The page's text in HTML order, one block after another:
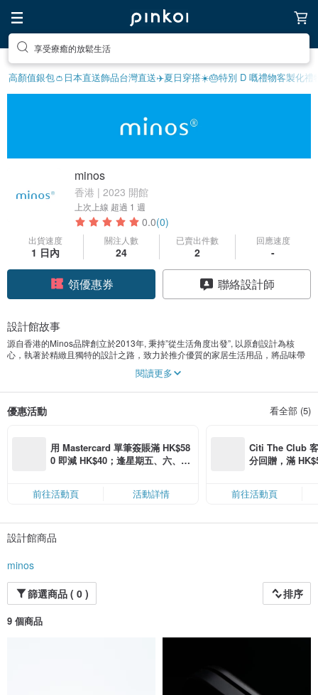
享受療癒的放鬆生活
高顏值銀包👛 日本直送飾品台灣直送✈️夏日穿搭☀️🎂特別 D 嘅禮物客製化禮
minos
香港 | 2023 開館
上次上線 超過 1 週
0.0(0)
出貨速度
1 日內
關注人數
24
已賣出件數
2
回應速度
-
領優惠券
聯絡設計師
設計館故事
源自香港的Minos品牌創立於2013年, 秉持”從生活角度出發”, 以原創設計為核
心，執著於精緻且獨特的設計之路，致力於推介優質的家居生活用品，將品味帶
讓美學從小培養。品牌一貫專注細節，追求完美的精神，務求將每樣產品推向行
閱讀更多
優惠活動 看全部 (5)
用 Mastercard 單筆簽賬滿 HK$58
0 即減 HK$40；逢星期五、六、日
卡」結帳）
前往活動頁 活動詳情
Citi The Club
分回贈，滿
前往活動頁
設計館商品
minos
篩選商品 ( 0 )
排序
9 個商品